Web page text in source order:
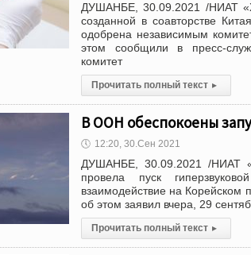
ДУШАНБЕ, 30.09.2021 /НИАТ
созданной в соавторстве
одобрена независимым
этом сообщили в пресс-
комитет
Прочитать полный текст ▸
В ООН обеспокоены
🕔 12:20, 30.Сен 2021
ДУШАНБЕ, 30.09.2021 /НИАТ
провела пуск
взаимодействие на Корейском
об этом заявил вчера, 29
Прочитать полный текст ▸